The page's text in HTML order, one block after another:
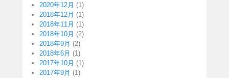
2020年12月 (1)
2018年12月 (1)
2018年11月 (1)
2018年10月 (2)
2018年9月 (2)
2018年6月 (1)
2017年10月 (1)
2017年9月 (1)